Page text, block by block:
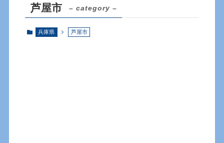
芦屋市 – category –
兵庫県 芦屋市